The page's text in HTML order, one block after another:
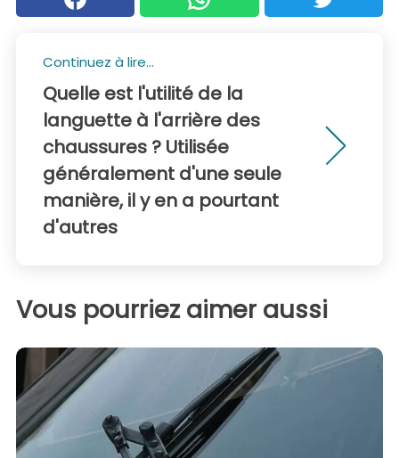
Continuez à lire...
Quelle est l'utilité de la
languette à l'arrière des
chaussures ? Utilisée
généralement d'une seule
manière, il y en a pourtant
d'autres
Vous pourriez aimer aussi